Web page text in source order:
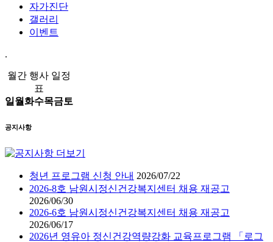
자가진단
갤러리
이벤트
.
월간 행사 일정
표
일 월화수목금토
공지사항
청년 프로그램 신청 안내 2026/07/22
2026-8호 남원시정신건강복지센터 채용 재공고
2026/06/30
2026-6호 남원시정신건강복지센터 채용 재공고
2026/06/17
2026년 영유아 정신건강역량강화 교육프로그램 「로그